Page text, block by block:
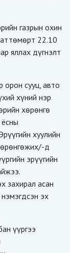
газрын охин
22.10
яллах дүгнэлт
сууц, авто
хүний нэр
хөрөнгө
хуулийн
д
эрүүгийн
захирал асан
эх
үүргээ